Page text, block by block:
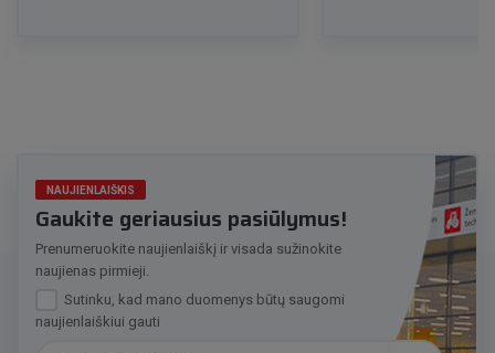
NAUJIENLAIŠKIS
Gaukite geriausius pasiūlymus!
Prenumeruokite naujienlaiškį ir visada sužinokite
naujienas pirmieji.
Sutinku, kad mano duomenys būtų saugomi
naujienlaiškiui gauti